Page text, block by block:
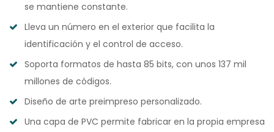
se mantiene constante.
Lleva un número en el exterior que facilita la
identificación y el control de acceso.
Soporta formatos de hasta 85 bits, con unos 137 mil
millones de códigos.
Diseño de arte preimpreso personalizado.
Una capa de PVC permite fabricar en la propia empresa